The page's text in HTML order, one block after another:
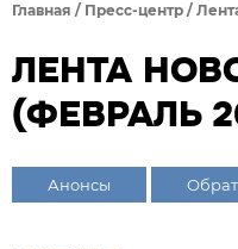
Главная / Пресс-центр /
ЛЕНТА
(ФЕВРАЛЬ
Анонсы